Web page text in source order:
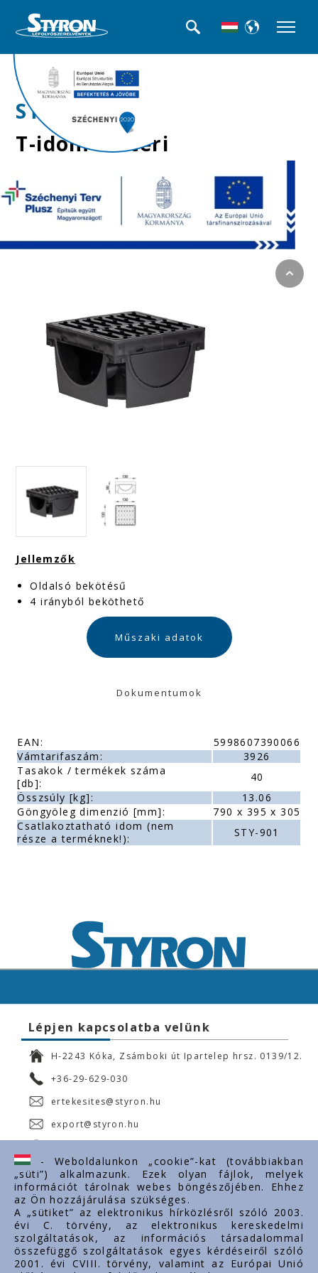
>>Kültéri folyókák
STY-900-T-M
T-idom kültéri
folyókához, műanyag
ráccsal, lapos
Jellemzők
Oldalsó bekötésű
4 irányból beköthető
Műszaki adatok
Dokumentumok
EAN:
5998607390066
Vámtarifaszám:
3926
Tasakok / termékek száma
[db]:
40
Összsúly [kg]:
13.06
Göngyöleg dimenzió [mm]:
790 x 395 x 305
Csatlakoztatható idom (nem
része a terméknek!):
STY-901
Lépjen kapcsolatba velünk
H-2243 Kóka, Zsámboki út Ipartelep hrsz. 0139/12.
+36-29-629-030
ertekesites@styron.hu
export@styron.hu
Fontos linkek
Rólunk
Dokumentumok
Kapcsolat
- Weboldalunkon „cookie”-kat (továbbiakban
„süti”) alkalmazunk. Ezek olyan fájlok, melyek
információt tárolnak webes böngészőjében. Ehhez
az Ön hozzájárulása szükséges.
A „sütiket” az elektronikus hírközlésről szóló 2003.
évi C. törvény, az elektronikus kereskedelmi
szolgáltatások, az információs társadalommal
összefüggő szolgáltatások egyes kérdéseiről szóló
2001. évi CVIII. törvény, valamint az Európai Unió